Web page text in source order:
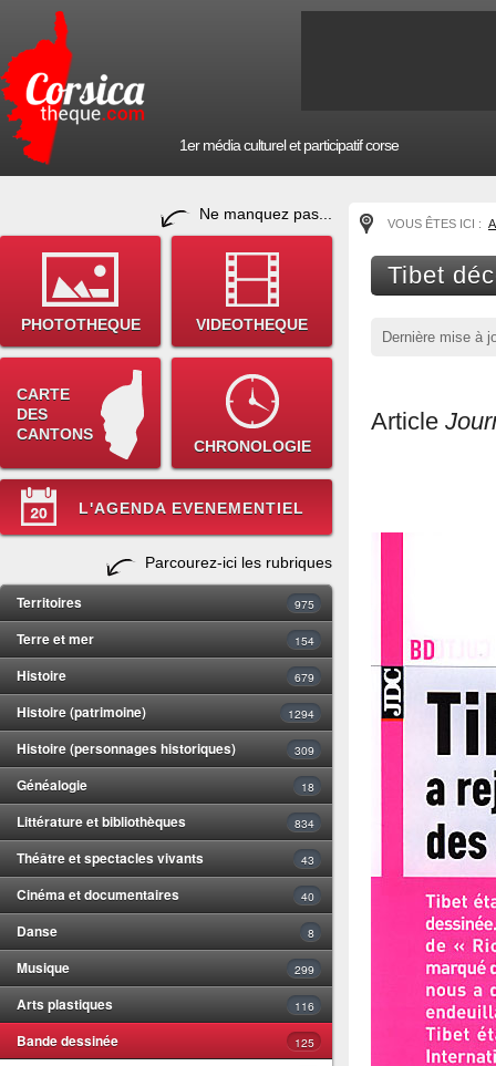
1er média culturel et participatif corse
Ne manquez pas...
PHOTOTHEQUE VIDEOTHEQUE
CARTE
DES
CANTONS
CHRONOLOGIE
L'AGENDA EVENEMENTIEL
Parcourez-ici les rubriques
Territoires 975
Terre et mer 154
Histoire 679
Histoire (patrimoine) 1294
Histoire (personnages historiques) 309
Généalogie 18
Littérature et bibliothèques 834
Théâtre et spectacles vivants 43
Cinéma et documentaires 40
Danse 8
Musique 299
Arts plastiques 116
Bande dessinée 125
VOUS ÊTES ICI :
Tibet
Dernière mise à
Article